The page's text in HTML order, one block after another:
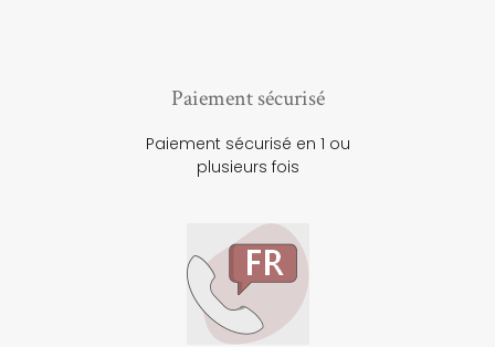
Paiement sécurisé
Paiement sécurisé en 1 ou
plusieurs fois